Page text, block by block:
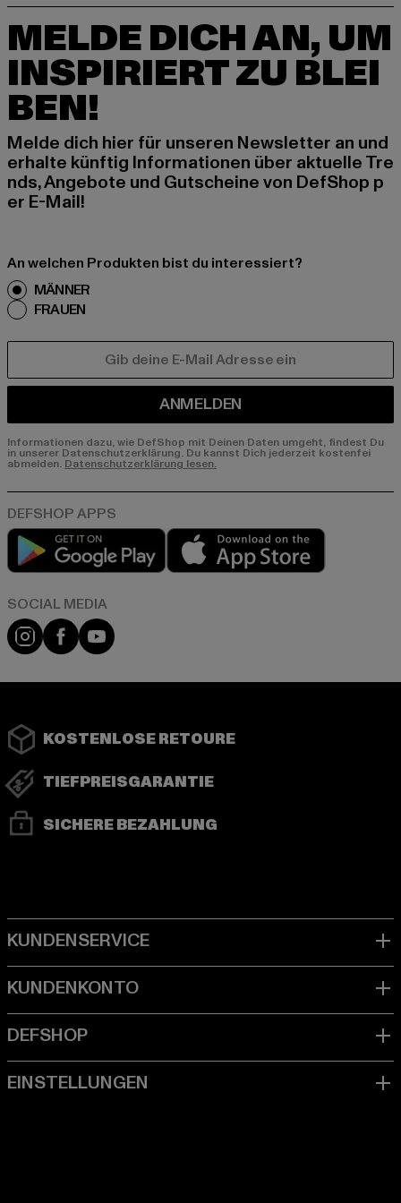
MELDE DICH AN, UM
INSPIRIERT ZU BLEI
BEN!
Melde dich hier für unseren Newsletter an und
erhalte künftig Informationen über aktuelle Tre
nds, Angebote und Gutscheine von DefShop p
er E-Mail!
An welchen Produkten bist du interessiert?
MÄNNER
FRAUEN
ANMELDEN
Informationen dazu, wie DefShop mit Deinen Daten umgeht, findest Du
in unserer Datenschutzerklärung. Du kannst Dich jederzeit kostenfei
abmelden. Datenschutzerklärung lesen.
Play market
Instagram
FacebookYouTube
KOSTENLOSE RETOURE
TIEFPREISGARANTIE
SICHERE BEZAHLUNG